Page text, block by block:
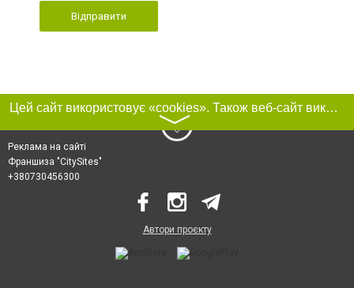
Відправити
Цей сайт використовує «cookies». Також веб-сайт використовує інтернет-сервіс для збору технічних даних стосовно відвідувачів з метою отримання маркетингової та статистичної інформації. Умови обробки даних відвідувачів сайту див.
〉
Реклама на сайті
Франшиза "CitySites"
+380730456300
Автори проєкту